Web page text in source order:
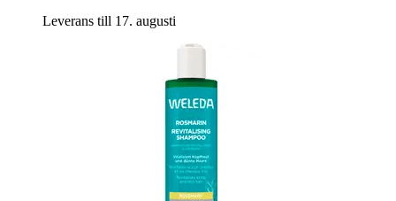
Leverans till 17. augusti